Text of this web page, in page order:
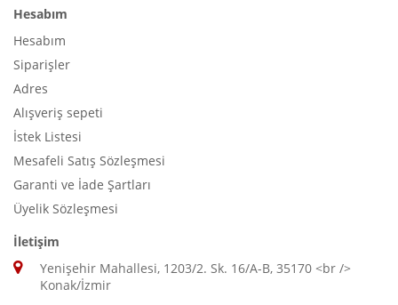
Hesabım
Hesabım
Siparişler
Adres
Alışveriş sepeti
İstek Listesi
Mesafeli Satış Sözleşmesi
Garanti ve İade Şartları
Üyelik Sözleşmesi
İletişim
Yenişehir Mahallesi, 1203/2. Sk. 16/A-B, 35170 <br />
Konak/İzmir